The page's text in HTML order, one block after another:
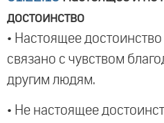
достоинство
• Настоящее
связано с чувством
другим людям.
• Не настоящее